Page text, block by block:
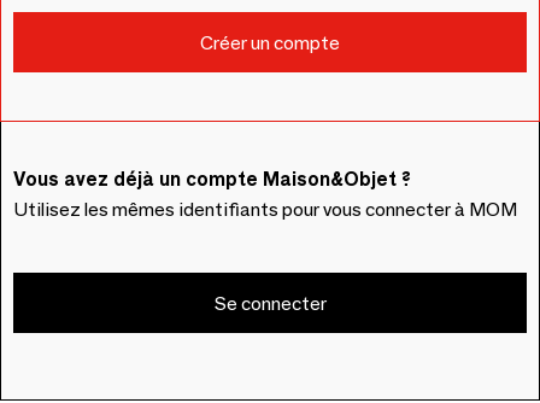
Vous avez déjà un compte Maison&Objet ?
Utilisez les mêmes identifiants pour vous connecter à MOM
Se connecter